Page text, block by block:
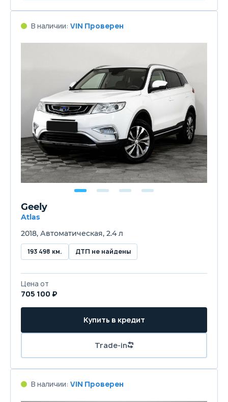
В наличии: VIN Проверен
Geely
Atlas
2018, Автоматическая, 2.4 л
193 498 км. ДТП не найдены
Цена от
705 100 ₽
Купить в кредит
Trade-in
В наличии: VIN Проверен